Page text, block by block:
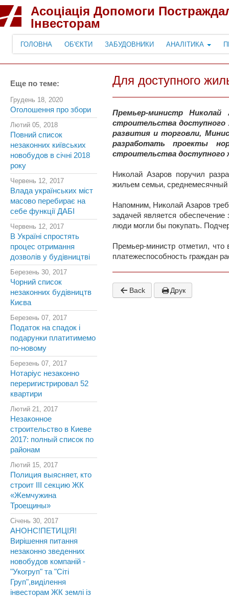
Асоціація Допомоги
Інвесторам
ГОЛОВНА ОБ'ЄКТИ ЗАБУДОВНИКИ АНАЛІТИКА
Еще по теме:
Грудень 18, 2020
Оголошення про збори
Лютий 05, 2018
Повний список
незаконних київських
новобудов в січні 2018
року
Червень 12, 2017
Влада українських міст
масово перебирає на
себе функції ДАБІ
Червень 12, 2017
В Україні спростять
процес отримання
дозволів у будівництві
Березень 30, 2017
Чорний список
незаконних будівництв
Києва
Березень 07, 2017
Податок на спадок і
подарунки платитимемо
по-новому
Березень 07, 2017
Нотаріус незаконно
переригистрировал 52
квартири
Лютий 21, 2017
Незаконное
строительство в Киеве
2017: полный список по
районам
Лютий 15, 2017
Полиция выясняет, кто
строит III секцию ЖК
«Жемчужина
Троещины»
Січень 30, 2017
АНОНС!ПЕТИЦІЯ!
Вирішення питання
незаконно зведенних
новобудов компаній -
"Укогруп" та "Сіті
Груп",виділення
інвесторам ЖК землі із
Для доступного
Премьер-министр Николай
строительства доступного
развития и торговли,
разработать проекты
строительства доступного
Николай Азаров поручил
жильем семьи, среднемесячный
Напомним, Николай Азаров
задачей является
люди могли бы покупать.
Премьер-министр отметил,
платежеспособность граждан
Back Друк